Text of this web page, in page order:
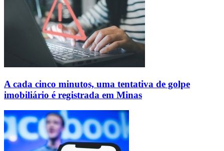
A cada cinco minutos, uma tentativa de golpe
imobiliário é registrada em Minas